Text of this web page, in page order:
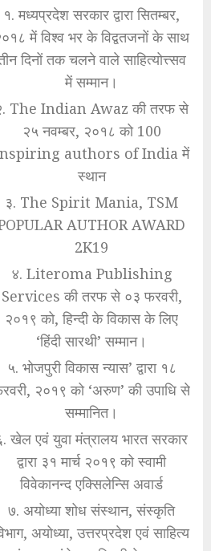
१. मध्यप्रदेश सरकार द्वारा सितम्बर,
में विश्व भर के विद्वतजनों के साथ
दिनों तक चलने वाले साहित्योत्त्सव
में सम्मान।
The Indian Awaz की तरफ से
२५ नवम्बर, २०१८ को 100
authors of India में
स्थान
३. The Spirit Mania, TSM
AUTHOR AWARD
2K19
४. Literoma Publishing
Services की तरफ से ०३ फरवरी,
२०१९ को, हिन्दी के विकास के लिए
‘हिंदी सारथी’ सम्मान।
५. भोजपुरी विकास न्यास’ द्वारा १८
२०१९ को ‘अरुण’ की उपाधि से
सम्मानित।
खेल एवं युवा मंत्रालय भारत सरकार
द्वारा ३१ मार्च २०१९ को स्वामी
विवेकानन्द एक्सिलेन्सि अवार्ड
७. अयोध्या शोध संस्थान, संस्कृति
अयोध्या, उत्तरप्रदेश एवं साहित्य